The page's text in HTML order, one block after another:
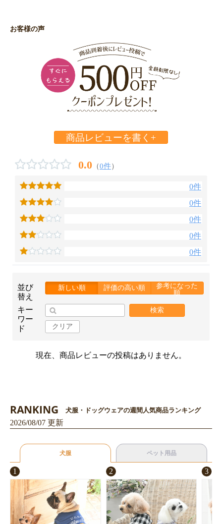
お買い物を続ける カートへ進む
お客様の声
商品レビューを書く+
0.0 （0件）
0件
0件
0件
0件
0件
並び
替え
新しい順 評価の高い順
参考になった
順
キー
ワー
ド
検索
クリア
現在、商品レビューの投稿はありません。
RANKING 犬服・ドッグウェアの週間人気商品ランキング
2026/08/07 更新
犬服 ペット用品
1 2 3